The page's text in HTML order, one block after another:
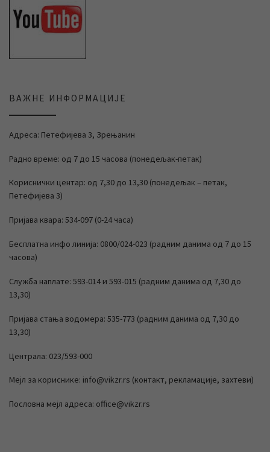
ВАЖНЕ ИНФОРМАЦИЈЕ
Адреса: Петефијева 3, Зрењанин
Радно време: од 7 до 15 часова (понедељак-петак)
Кориснички центар: од 7,30 до 13,30 (понедељак – петак,
Петефијева 3)
Пријава квара: 534-097 (0-24 часа)
Бесплатна инфо линија: 0800/024-023 (радним данима од 7 до 15
часова)
Служба наплате: 593-014 и 593-015 (радним данима од 7,30 до
13,30)
Пријава стања водомера: 535-773 (радним данима од 7,30 до
13,30)
Централа: 023/593-000
Мејл за кориснике: info@vikzr.rs (контакт, рекламације, захтеви)
Пословна мејл адреса: office@vikzr.rs